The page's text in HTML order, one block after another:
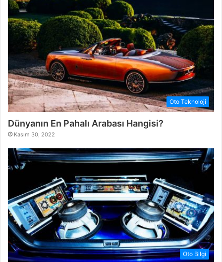
Oto Teknoloji
Dünyanın En Pahalı Arabası Hangisi?
Kasım 30, 2022
Oto Bilgi